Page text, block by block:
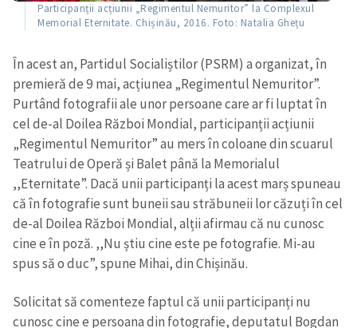
Participanții acțiunii „Regimentul Nemuritor” la Complexul
Memorial Eternitate. Chișinău, 2016. Foto: Natalia Ghețu
În acest an, Partidul Socialiștilor (PSRM) a organizat, în
premieră de 9 mai, acțiunea „Regimentul Nemuritor”.
Purtând fotografii ale unor persoane care ar fi luptat în
cel de-al Doilea Război Mondial, participanții acțiunii
„Regimentul Nemuritor” au mers în coloane din scuarul
Teatrului de Operă și Balet până la Memorialul
,,Eternitate”. Dacă unii participanți la acest marș spuneau
că în fotografie sunt buneii sau străbuneii lor căzuți în cel
de-al Doilea Război Mondial, alții afirmau că nu cunosc
cine e în poză. ,,Nu știu cine este pe fotografie. Mi-au
spus să o duc”, spune Mihai, din Chișinău.
Solicitat să comenteze faptul că unii participanți nu
cunosc cine e persoana din fotografie, deputatul Bogdan